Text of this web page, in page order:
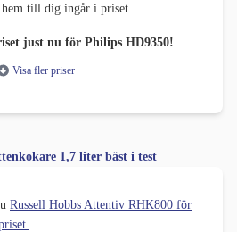
till dig ingår i priset.
just nu för Philips HD9350!
Visa fler priser
1,7 liter bäst i test
Russell Hobbs Attentiv RHK800 för